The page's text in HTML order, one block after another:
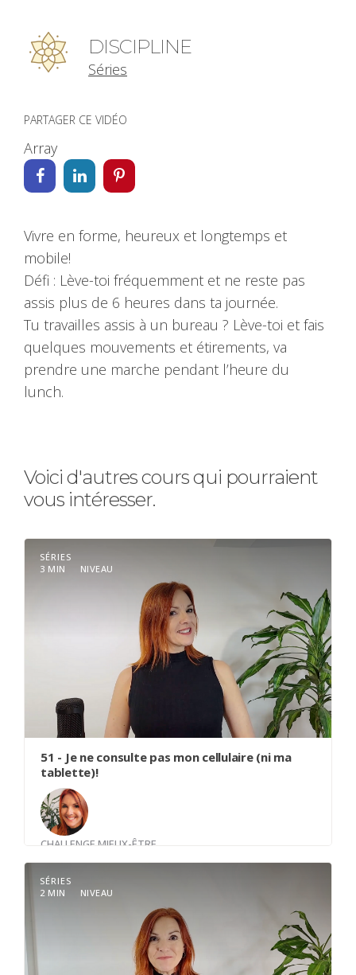
DISCIPLINE
Séries
PARTAGER CE VIDÉO
Array
Vivre en forme, heureux et longtemps et
mobile!
Défi : Lève-toi fréquemment et ne reste pas
assis plus de 6 heures dans ta journée.
Tu travailles assis à un bureau ? Lève-toi et fais
quelques mouvements et étirements, va
prendre une marche pendant l’heure du
lunch.
Voici d'autres cours qui pourraient
vous intéresser.
SÉRIES
3 MIN
NIVEAU
51 - Je ne consulte pas mon cellulaire (ni ma
tablette)!
CHALLENGE MIEUX-ÊTRE
AvecLouise Trudel
Je ne consulte pas mon cellulaire (ni ma tablette)
durant la première heure de ma journée.
La Power Hour est la 1ère heure de la journée,
SÉRIES
2 MIN
NIVEAU